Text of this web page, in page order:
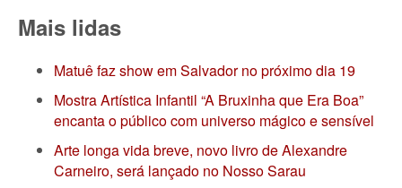
Mais lidas
Matuê faz show em Salvador no próximo dia 19
Mostra Artística Infantil “A Bruxinha que Era Boa”
encanta o público com universo mágico e sensível
Arte longa vida breve, novo livro de Alexandre
Carneiro, será lançado no Nosso Sarau